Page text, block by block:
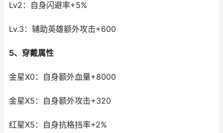
Lv2：自身闪避率+5%
Lv.3：辅助英雄额外攻击+600
5、穿戴属性
金星X0：自身额外血量+8000
金星X5：自身额外攻击+320
红星X5：自身抗格挡率+2%